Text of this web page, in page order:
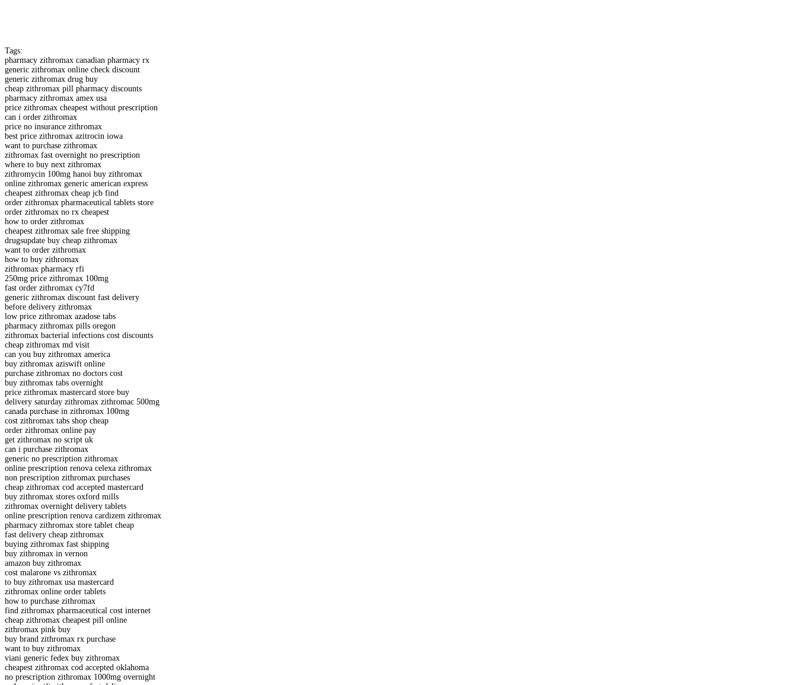
Tags:
pharmacy zithromax canadian pharmacy rx
generic zithromax online check discount
generic zithromax drug buy
cheap zithromax pill pharmacy discounts
pharmacy zithromax amex usa
price zithromax cheapest without prescription
can i order zithromax
price no insurance zithromax
best price zithromax azitrocin iowa
want to purchase zithromax
zithromax fast overnight no prescription
where to buy next zithromax
zithromycin 100mg hanoi buy zithromax
online zithromax generic american express
cheapest zithromax cheap jcb find
order zithromax pharmaceutical tablets store
order zithromax no rx cheapest
how to order zithromax
cheapest zithromax sale free shipping
drugsupdate buy cheap zithromax
want to order zithromax
how to buy zithromax
zithromax pharmacy rfi
250mg price zithromax 100mg
fast order zithromax cy7fd
generic zithromax discount fast delivery
before delivery zithromax
low price zithromax azadose tabs
pharmacy zithromax pills oregon
zithromax bacterial infections cost discounts
cheap zithromax md visit
can you buy zithromax america
buy zithromax aziswift online
purchase zithromax no doctors cost
buy zithromax tabs overnight
price zithromax mastercard store buy
delivery saturday zithromax zithromac 500mg
canada purchase in zithromax 100mg
cost zithromax tabs shop cheap
order zithromax online pay
get zithromax no script uk
can i purchase zithromax
generic no prescription zithromax
online prescription renova celexa zithromax
non prescription zithromax purchases
cheap zithromax cod accepted mastercard
buy zithromax stores oxford mills
zithromax overnight delivery tablets
online prescription renova cardizem zithromax
pharmacy zithromax store tablet cheap
fast delivery cheap zithromax
buying zithromax fast shipping
buy zithromax in vernon
amazon buy zithromax
cost malarone vs zithromax
to buy zithromax usa mastercard
zithromax online order tablets
how to purchase zithromax
find zithromax pharmaceutical cost internet
cheap zithromax cheapest pill online
zithromax pink buy
buy brand zithromax rx purchase
want to buy zithromax
viani generic fedex buy zithromax
cheapest zithromax cod accepted oklahoma
no prescription zithromax 1000mg overnight